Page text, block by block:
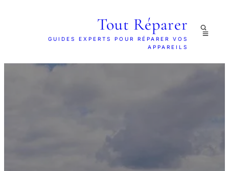
Tout Réparer
GUIDES EXPERTS POUR RÉPARER VOS
APPAREILS